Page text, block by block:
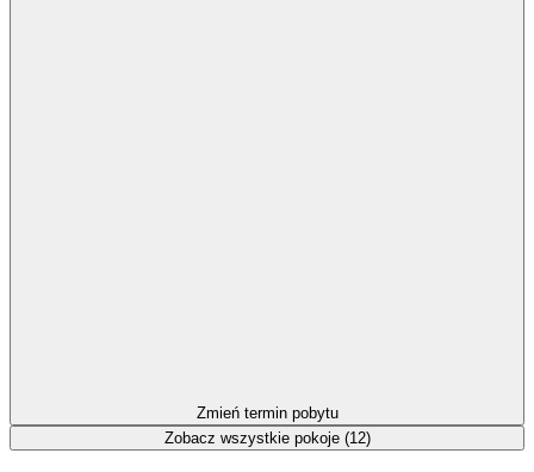
Zmień termin pobytu
Zobacz wszystkie pokoje (12)